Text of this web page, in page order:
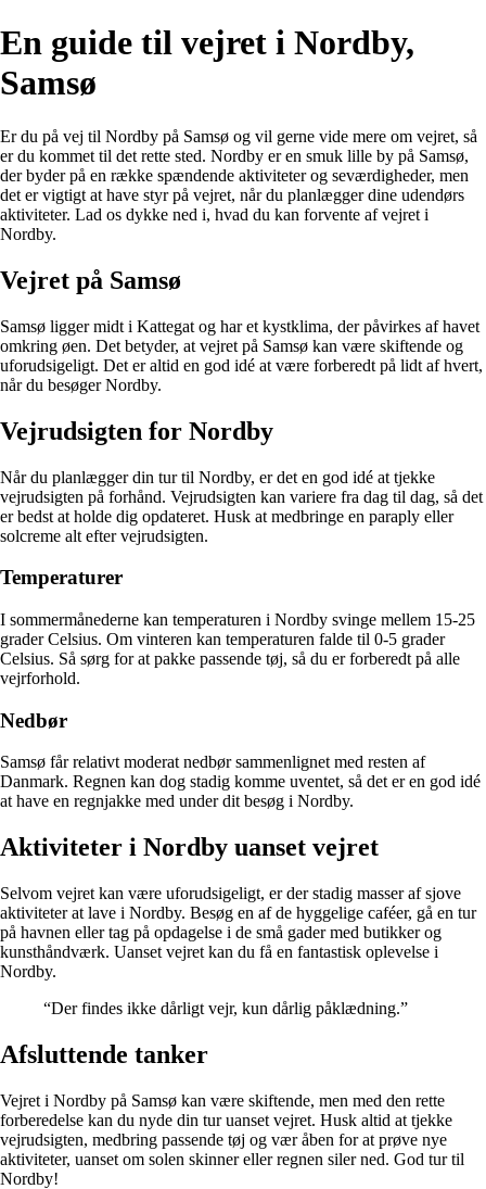
En guide til vejret i Nordby,
Samsø
Er du på vej til Nordby på Samsø og vil gerne vide mere om vejret, så
er du kommet til det rette sted. Nordby er en smuk lille by på Samsø,
der byder på en række spændende aktiviteter og seværdigheder, men
det er vigtigt at have styr på vejret, når du planlægger dine udendørs
aktiviteter. Lad os dykke ned i, hvad du kan forvente af vejret i
Nordby.
Vejret på Samsø
Samsø ligger midt i Kattegat og har et kystklima, der påvirkes af havet
omkring øen. Det betyder, at vejret på Samsø kan være skiftende og
uforudsigeligt. Det er altid en god idé at være forberedt på lidt af hvert,
når du besøger Nordby.
Vejrudsigten for Nordby
Når du planlægger din tur til Nordby, er det en god idé at tjekke
vejrudsigten på forhånd. Vejrudsigten kan variere fra dag til dag, så det
er bedst at holde dig opdateret. Husk at medbringe en paraply eller
solcreme alt efter vejrudsigten.
Temperaturer
I sommermånederne kan temperaturen i Nordby svinge mellem 15-25
grader Celsius. Om vinteren kan temperaturen falde til 0-5 grader
Celsius. Så sørg for at pakke passende tøj, så du er forberedt på alle
vejrforhold.
Nedbør
Samsø får relativt moderat nedbør sammenlignet med resten af
Danmark. Regnen kan dog stadig komme uventet, så det er en god idé
at have en regnjakke med under dit besøg i Nordby.
Aktiviteter i Nordby uanset vejret
Selvom vejret kan være uforudsigeligt, er der stadig masser af sjove
aktiviteter at lave i Nordby. Besøg en af de hyggelige caféer, gå en tur
på havnen eller tag på opdagelse i de små gader med butikker og
kunsthåndværk. Uanset vejret kan du få en fantastisk oplevelse i
Nordby.
“Der findes ikke dårligt vejr, kun dårlig påklædning.”
Afsluttende tanker
Vejret i Nordby på Samsø kan være skiftende, men med den rette
forberedelse kan du nyde din tur uanset vejret. Husk altid at tjekke
vejrudsigten, medbring passende tøj og vær åben for at prøve nye
aktiviteter, uanset om solen skinner eller regnen siler ned. God tur til
Nordby!